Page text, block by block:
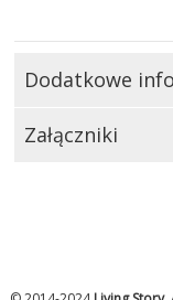
Dodatkowe
Załączniki